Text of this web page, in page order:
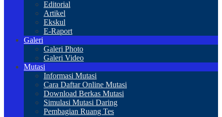
Editorial
Artikel
Ekskul
E-Raport
Galeri
Galeri Photo
Galeri Video
Mutasi
Informasi Mutasi
Cara Daftar Online Mutasi
Download Berkas Mutasi
Simulasi Mutasi Daring
Pembagian Ruang Tes